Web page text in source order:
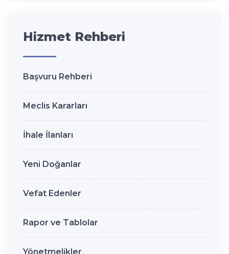
Hizmet Rehberi
Başvuru Rehberi
Meclis Kararları
İhale İlanları
Yeni Doğanlar
Vefat Edenler
Rapor ve Tablolar
Yönetmelikler